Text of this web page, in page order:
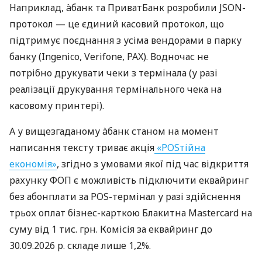
Наприклад, àбанк та ПриватБанк розробили JSON-
протокол — це єдиний касовий протокол, що
підтримує поєднання з усіма вендорами в парку
банку (Ingenico, Verifone, PAX). Водночас не
потрібно друкувати чеки з термінала (у разі
реалізації друкування термінального чека на
касовому принтері).
А у вищезгаданому àбанк станом на момент
написання тексту триває акція «POSтійна
економія», згідно з умовами якої під час відкриття
рахунку ФОП є можливість підключити еквайринг
без абонплати за POS-термінал у разі здійснення
трьох оплат бізнес-карткою Блакитна Mastercard на
суму від 1 тис. грн. Комісія за еквайринг до
30.09.2026 р. складе лише 1,2%.